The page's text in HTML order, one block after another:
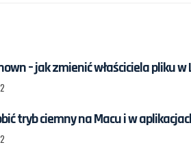
– jak zmienić właściciela pliku w
tryb ciemny na Macu i w